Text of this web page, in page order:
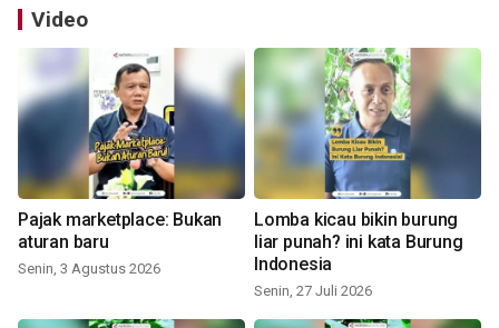
Video
Pajak marketplace: Bukan
aturan baru
Senin, 3 Agustus 2026
Lomba kicau bikin burung
liar punah? ini kata Burung
Indonesia
Senin, 27 Juli 2026